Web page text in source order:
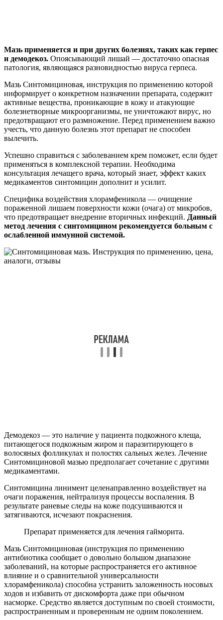
Мазь применяется и при других болезнях, таких как герпес
и демодекоз. Опоясывающий лишай — достаточно опасная
патология, являющаяся разновидностью вируса герпеса.
Мазь Синтомициновая, инструкция по применению которой
информирует о конкретном назначении препарата, содержит
активные вещества, проникающие в кожу и атакующие
болезнетворные микроорганизмы, не уничтожают вирус, но
предотвращают его размножение. Перед применением важно
учесть, что данную болезнь этот препарат не способен
вылечить.
Успешно справиться с заболеванием крем поможет, если будет
применяться в комплексной терапии. Необходима
консультация лечащего врача, который знает, эффект каких
медикаментов синтомицин дополнит и усилит.
Специфика воздействия хлорамфеникола — очищение
пораженной лишаем поверхности кожи (очага) от микробов,
что предотвращает внедрение вторичных инфекций. Данный
метод лечения с синтомицином рекомендуется больным с
ослабленной иммунной системой.
Демодекоз — это наличие у пациента подкожного клеща,
питающегося подкожным жиром и паразитирующего в
волосяных фолликулах и полостях сальных желез. Лечение
Синтомициновой мазью предполагает сочетание с другими
медикаментами.
Синтомицина линимент целенаправленно воздействует на
очаги поражения, нейтрализуя процессы воспаления. В
результате раневые следы на коже подсушиваются и
затягиваются, исчезают покраснения.
Препарат применяется для лечения гайморита.
Мазь Синтомициновая (инструкция по применению
антибиотика сообщает о довольно большом диапазоне
заболеваний, на которые распространяется его активное
влияние и о сравнительной универсальности
хлорамфеникола) способна устранить заложенность носовых
ходов и избавить от дискомфорта даже при обычном
насморке. Средство является доступным по своей стоимости,
распространенным и проверенным не одним поколением.